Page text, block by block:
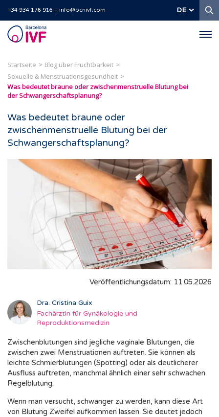
+34 934 176 916 info@bcnivf.com DE
Barcelona
IVF
Startseite
Blog über Fruchtbarkeit
Sexuelle & Menstruationsgesundheit
Was bedeutet braune oder zwischenmenstruelle Blutung bei
der Schwangerschaftsplanung?
Was bedeutet braune oder
zwischenmenstruelle Blutung bei der
Schwangerschaftsplanung?
Veröffentlichungsdatum: 11.05.2026
Dra. Cristina Guix
Fachärztin für Gynäkologie und
Reproduktionsmedizin
Zwischenblutungen sind jegliche vaginale Blutungen, die
zwischen zwei Menstruationen auftreten. Sie können als
leichte Schmierblutungen (Spotting) oder als deutlicherer
Ausfluss auftreten, manchmal ähnlich einer sehr schwachen
Regelblutung.
Wenn man versucht, schwanger zu werden, kann diese Art
von Blutung Zweifel aufkommen lassen. Sie deutet jedoch